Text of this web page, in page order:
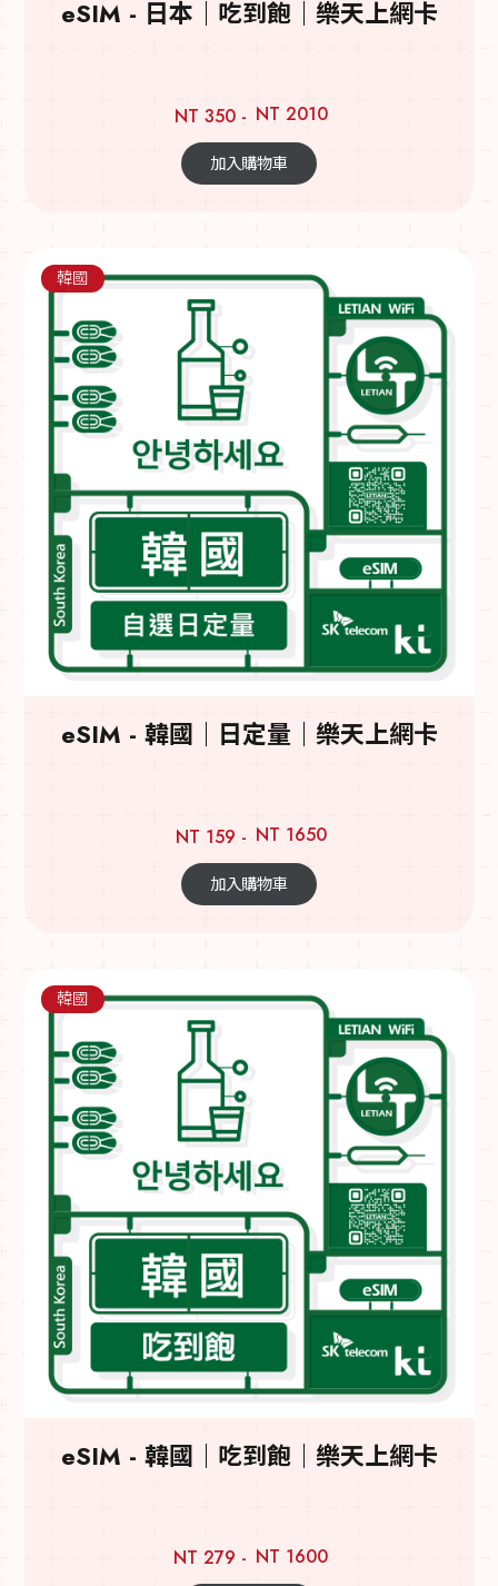
eSIM - 日本｜吃到飽｜樂天上網卡
NT 350 - NT 2010
加入購物車
韓國
eSIM - 韓國｜日定量｜樂天上網卡
NT 159 - NT 1650
加入購物車
韓國
eSIM - 韓國｜吃到飽｜樂天上網卡
NT 279 - NT 1600